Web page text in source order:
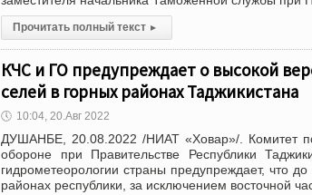
Прочитать полный текст ▸
КЧС и ГО предупреждает о высокой
селей в горных районах Таджикистана
🕔 10:04, 20.Авг 2022
ДУШАНБЕ, 20.08.2022 /НИАТ «Ховар»/. Комитет
обороне при Правительстве Республики
гидрометеорологии страны предупреждает, что
районах республики, за исключением восточной